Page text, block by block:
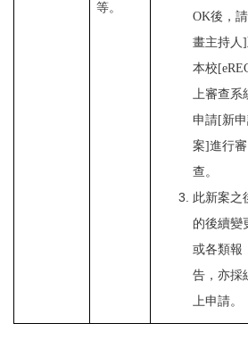
等。
OK後，請
畫主持人]
本校
上審查系
申請[新
案]進行審
查。
此新案之
的後續變
或各類報
告，亦採
上申請。